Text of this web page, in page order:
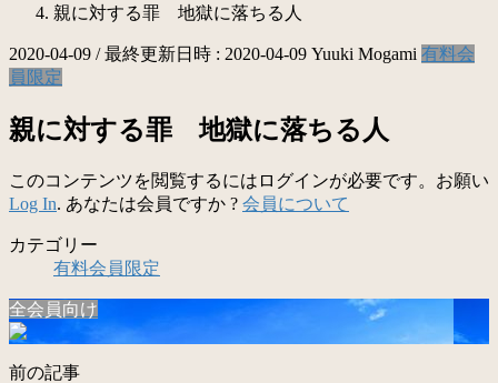
親に対する罪 地獄に落ちる人
2020-04-09 / 最終更新日時 : 2020-04-09 Yuuki Mogami 有料会
員限定
親に対する罪 地獄に落ちる人
このコンテンツを閲覧するにはログインが必要です。お願い
Log In. あなたは会員ですか ? 会員について
カテゴリー
有料会員限定
全会員向け
前の記事